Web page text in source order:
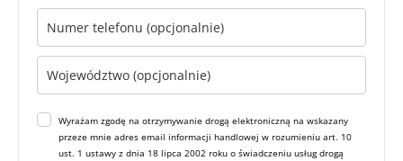
Wyrażam zgodę na otrzymywanie drogą elektroniczną na wskazany
przeze mnie adres email informacji handlowej w rozumieniu art. 10
ust. 1 ustawy z dnia 18 lipca 2002 roku o świadczeniu usług drogą